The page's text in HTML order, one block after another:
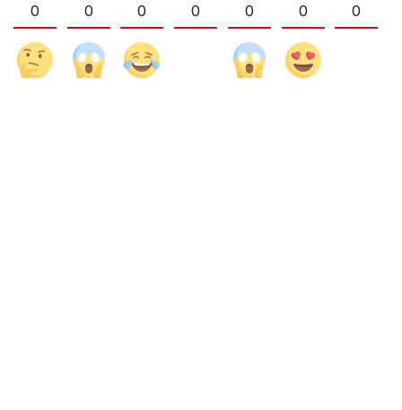
0 0 0 0 0 0 0